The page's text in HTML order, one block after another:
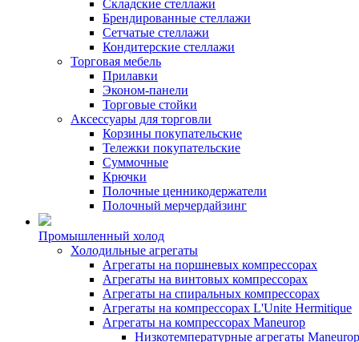
Складские стеллажи
Брендированные стеллажи
Сетчатые стеллажи
Кондитерские стеллажи
Торговая мебель
Прилавки
Эконом-панели
Торговые стойки
Аксессуары для торговли
Корзины покупательские
Тележки покупательские
Суммочные
Крючки
Полочные ценникодержатели
Полочный мерчердайзинг
Промышленный холод
Холодильные агрегаты
Агрегаты на поршневых компрессорах
Агрегаты на винтовых компрессорах
Агрегаты на спиральных компрессорах
Агрегаты на компрессорах L'Unite Hermitique
Агрегаты на компрессорах Maneurop
Низкотемпературные агрегаты Maneurop